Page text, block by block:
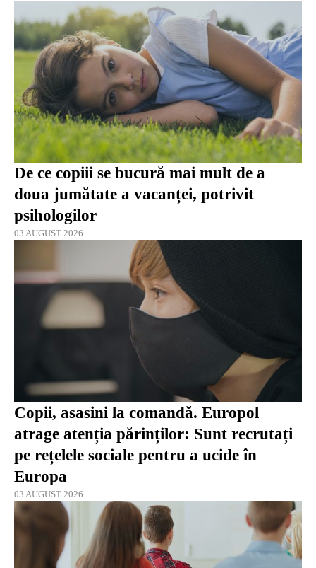
De ce copiii se bucură mai mult de a
doua jumătate a vacanței, potrivit
psihologilor
03 AUGUST 2026
Copii, asasini la comandă. Europol
atrage atenția părinților: Sunt recrutați
pe rețelele sociale pentru a ucide în
Europa
03 AUGUST 2026